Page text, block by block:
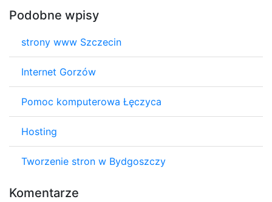
Podobne wpisy
strony www Szczecin
Internet Gorzów
Pomoc komputerowa Łęczyca
Hosting
Tworzenie stron w Bydgoszczy
Komentarze